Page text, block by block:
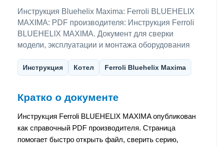
Инструкция Bluehelix Maxima: Ferroli BLUEHELIX
MAXIMA: PDF производителя: Инструкция Ferroli
BLUEHELIX MAXIMA. Документ для сверки
модели, эксплуатации и монтажа оборудования
Инструкция Котел Ferroli Bluehelix Maxima
Кратко о документе
Инструкция Ferroli BLUEHELIX MAXIMA опубликован
как справочный PDF производителя. Страница
помогает быстро открыть файл, сверить серию,